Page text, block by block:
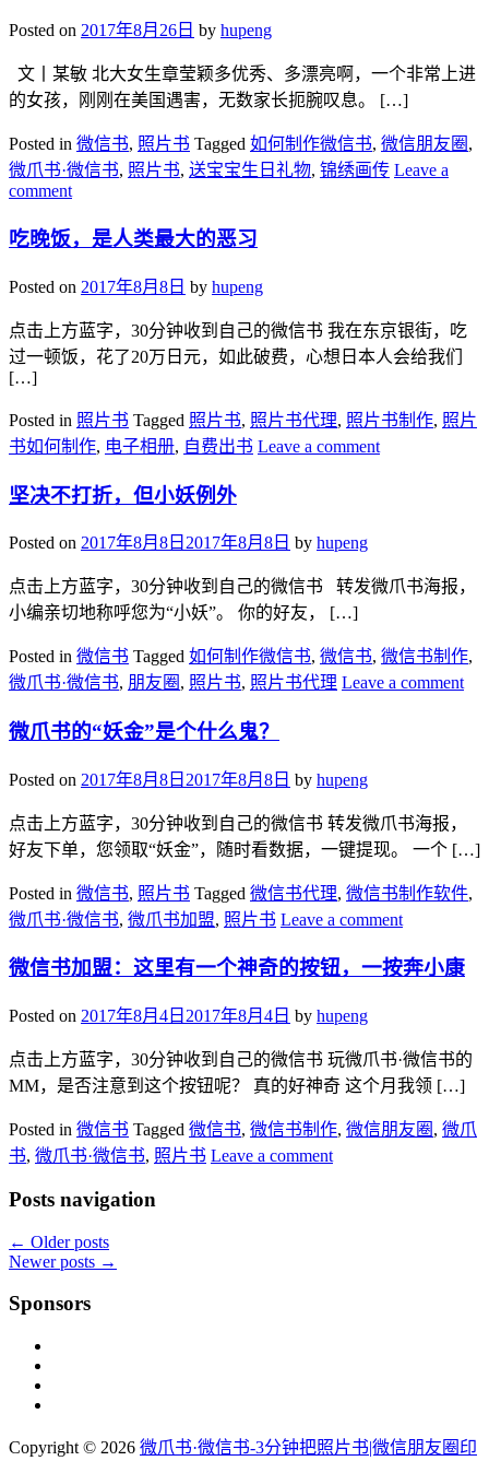
Posted on 2017年8月26日 by hupeng
文丨某敏 北大女生章莹颖多优秀、多漂亮啊，一个非常上进
的女孩，刚刚在美国遇害，无数家长扼腕叹息。 […]
Posted in 微信书, 照片书 Tagged 如何制作微信书, 微信朋友圈 ,
微爪书·微信书, 照片书, 送宝宝生日礼物, 锦绣画传 Leave a
comment
吃晚饭，是人类最大的恶习
Posted on 2017年8月8日 by hupeng
点击上方蓝字，30分钟收到自己的微信书 我在东京银街，吃
过一顿饭，花了20万日元，如此破费，心想日本人会给我们
[…]
Posted in 照片书 Tagged 照片书, 照片书代理, 照片书制作, 照片
书如何制作, 电子相册, 自费出书 Leave a comment
坚决不打折，但小妖例外
Posted on 2017年8月8日 2017年8月8日 by hupeng
点击上方蓝字，30分钟收到自己的微信书 转发微爪书海报，
小编亲切地称呼您为“小妖”。 你的好友， […]
Posted in 微信书 Tagged 如何制作微信书, 微信书, 微信书制作,
微爪书·微信书, 朋友圈 , 照片书, 照片书代理 Leave a comment
微爪书的“妖金”是个什么鬼？
Posted on 2017年8月8日 2017年8月8日 by hupeng
点击上方蓝字，30分钟收到自己的微信书 转发微爪书海报，
好友下单，您领取“妖金”，随时看数据，一键提现。 一个 […]
Posted in 微信书, 照片书 Tagged 微信书代理, 微信书制作软件,
微爪书·微信书, 微爪书加盟, 照片书 Leave a comment
微信书加盟：这里有一个神奇的按钮，一按奔小康
Posted on 2017年8月4日 2017年8月4日 by hupeng
点击上方蓝字，30分钟收到自己的微信书 玩微爪书·微信书的
MM，是否注意到这个按钮呢？ 真的好神奇 这个月我领 […]
Posted in 微信书 Tagged 微信书, 微信书制作, 微信朋友圈 , 微爪
书, 微爪书·微信书, 照片书 Leave a comment
Posts navigation
← Older posts
Newer posts →
Sponsors
Copyright © 2026 微爪书·微信书-3分钟把照片书|微信朋友圈印